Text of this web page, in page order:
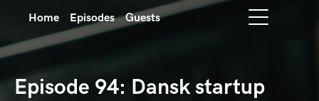
Home Episodes Guests
Episode 94: Dansk startup